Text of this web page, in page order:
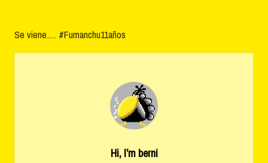
Se viene…. #Fumanchu11años
Hi, I’m berni